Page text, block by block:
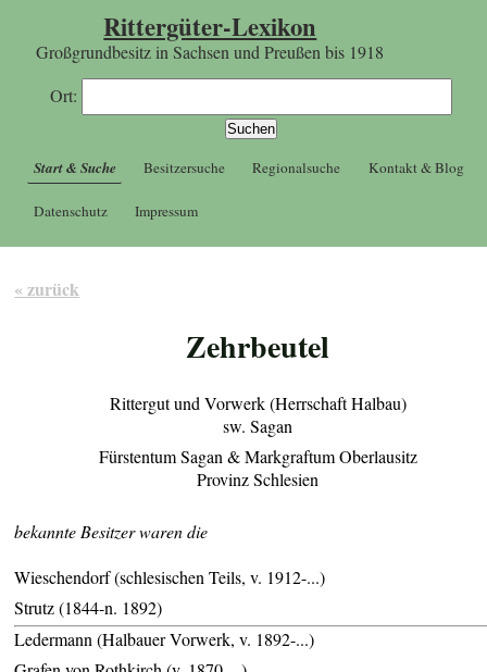
Rittergüter-Lexikon
Großgrundbesitz in Sachsen und Preußen bis 1918
Ort:
Start & Suche Besitzersuche Regionalsuche Kontakt & Blog
Datenschutz Impressum
« zurück
Zehrbeutel
Rittergut und Vorwerk (Herrschaft Halbau)
sw. Sagan
Fürstentum Sagan & Markgraftum Oberlausitz
Provinz Schlesien
bekannte Besitzer waren die
Wieschendorf (schlesischen Teils, v. 1912-...)
Strutz (1844-n. 1892)
Ledermann (Halbauer Vorwerk, v. 1892-...)